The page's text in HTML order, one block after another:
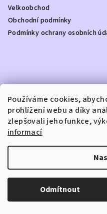
Používáme cookies,
prohlížení webu a díky
zlepšovali jeho funkce,
informací
Odmítnout
Velkoobchod
Obchodní podmínky
Podmínky ochrany osobních
Kontakt
info @dottydoggie.cz
+420739459984
DOTTY